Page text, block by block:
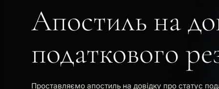
Апостиль на
податкового
Проставляємо апостиль на довідку про статус